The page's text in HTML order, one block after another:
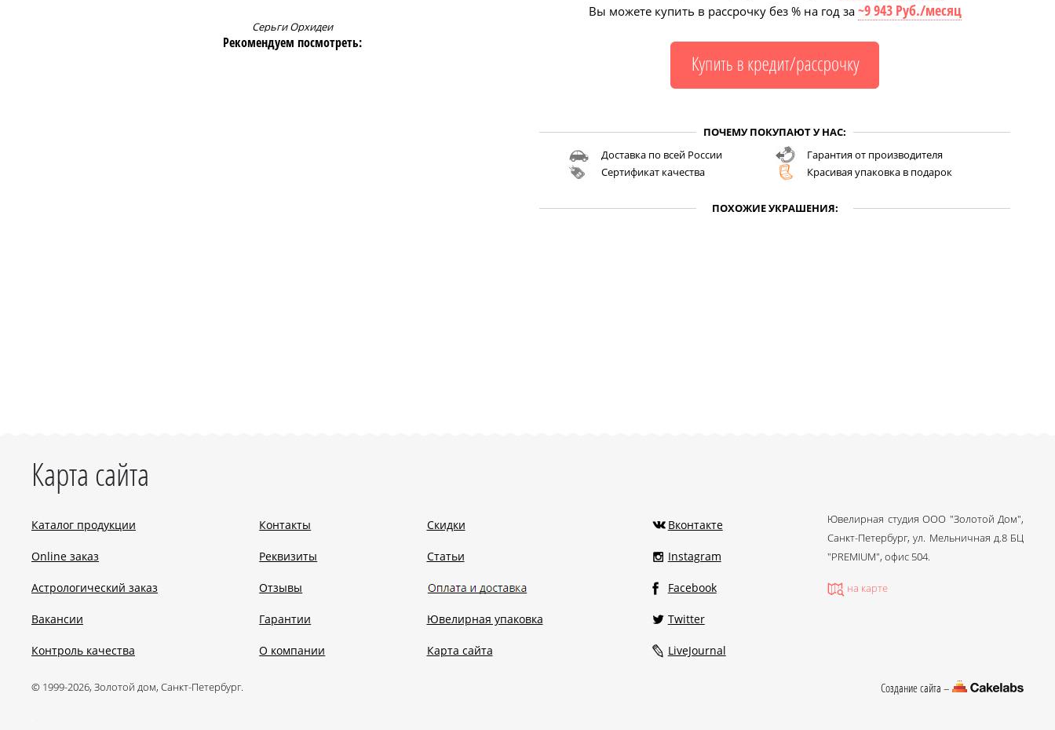
Серьги Орхидеи
Рекомендуем посмотреть:
Вы можете купить в рассрочку без % на год за ~9 943 Руб./месяц
ПОЧЕМУ ПОКУПАЮТ У НАС:
Доставка по всей России
Гарантия от производителя
Сертификат качества
Красивая упаковка в подарок
ПОХОЖИЕ УКРАШЕНИЯ:
Карта сайта
Каталог продукции
Online заказ
Астрологический заказ
Вакансии
Контроль качества
Контакты
Реквизиты
Отзывы
Гарантии
О компании
Скидки
Статьи
Ювелирная упаковка
Карта сайта
Вконтакте
Instagram
Facebook
Twitter
LiveJournal
Ювелирная студия ООО "Золотой Дом",
Санкт-Петербург, ул. Мельничная д.8 БЦ
"PREMIUM", офис 504.
на карте
© 1999-2026, Золотой дом, Санкт-Петербург.
Создание сайта –